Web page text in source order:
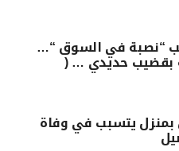
“نصبة في السوق “…
حديدي … (
بمنزل يتسبب في وفاة